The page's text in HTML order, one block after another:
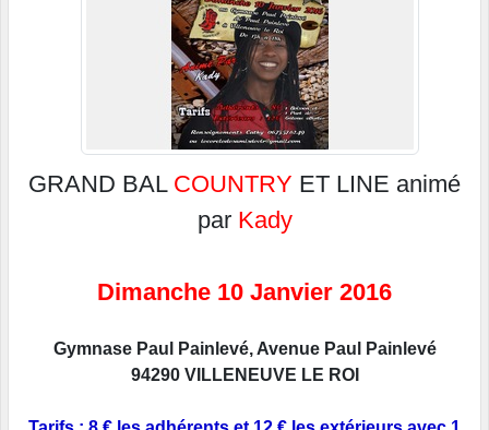
GRAND BAL COUNTRY ET LINE animé
par Kady
Dimanche 10 Janvier 2016
Gymnase Paul Painlevé, Avenue Paul Painlevé
94290 VILLENEUVE LE ROI